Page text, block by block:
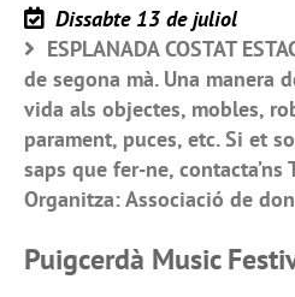
Dissabte 13 de juliol
ESPLANADA COSTAT
de segona mà. Una manera
vida als objectes, mobles,
parament, puces, etc. Si et
saps que fer-ne, contacta’ns
Organitza: Associació de
Puigcerdà Music